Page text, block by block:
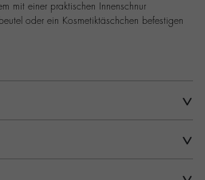
mit einer praktischen Innenschnur
oder ein Kosmetiktäschchen befestigen